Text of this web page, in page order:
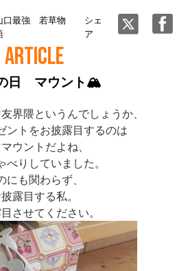
口最強 若草物
シェ
ア
ARTICLE
日 マウント🏔